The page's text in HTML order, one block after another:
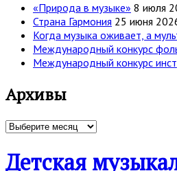
«Природа в музыке» 8 июля
Страна Гармония 25 июня
Когда музыка оживает, а
Международный конкурс
Международный конкурс
Архивы
Архивы
Детская